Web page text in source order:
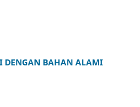
DENGAN BAHAN ALAMI